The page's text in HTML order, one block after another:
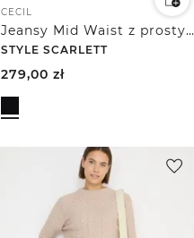
CECIL
Jeansy Mid Waist z prostymi nogawkami w stylu Casual Fit
STYLE SCARLETT
279,00 zł